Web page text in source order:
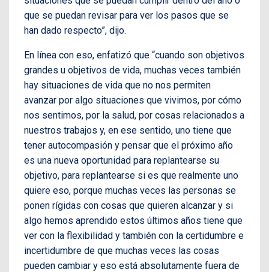
que se puedan revisar para ver los pasos que se
han dado respecto”, dijo.
En línea con eso, enfatizó que “cuando son objetivos
grandes u objetivos de vida, muchas veces también
hay situaciones de vida que no nos permiten
avanzar por algo situaciones que vivimos, por cómo
nos sentimos, por la salud, por cosas relacionados a
nuestros trabajos y, en ese sentido, uno tiene que
tener autocompasión y pensar que el próximo año
es una nueva oportunidad para replantearse su
objetivo, para replantearse si es que realmente uno
quiere eso, porque muchas veces las personas se
ponen rígidas con cosas que quieren alcanzar y si
algo hemos aprendido estos últimos años tiene que
ver con la flexibilidad y también con la certidumbre e
incertidumbre de que muchas veces las cosas
pueden cambiar y eso está absolutamente fuera de